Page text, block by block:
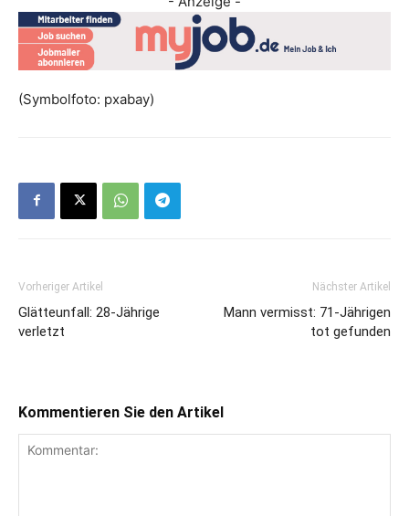
(Symbolfoto: pxabay)
Vorheriger Artikel
Glätteunfall: 28-Jährige
verletzt
Nächster Artikel
Mann vermisst: 71-Jährigen
tot gefunden
Kommentieren Sie den Artikel